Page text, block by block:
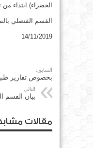
الخضراء) ابتداء من تاريخ 01/
القسم القنصلي
14/11/2019
السابق:
بخصوص تقارير
التالي:
بيان القسم
مقالات